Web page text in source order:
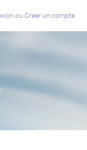
ou Créer un compte